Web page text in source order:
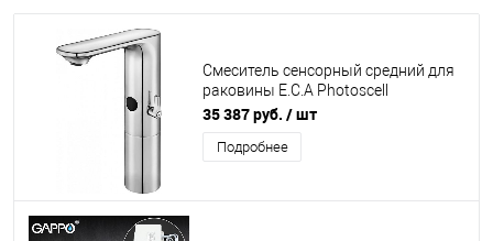
Смеситель сенсорный средний для
раковины E.C.A Photoscell
108108040EX хром
35 387 руб. / шт
Подробнее